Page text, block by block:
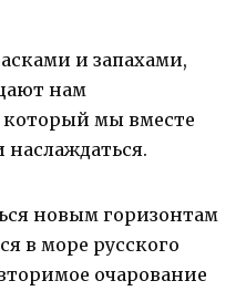
и запахами,
нам
мы вместе
наслаждаться.
новым горизонтам
в море русского
очарование